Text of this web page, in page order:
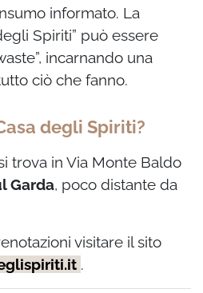
informato. La
Spiriti” può essere
incarnando una
ciò che fanno.
degli Spiriti?
trova in Via Monte Baldo
Garda, poco distante da
visitare il sito
.